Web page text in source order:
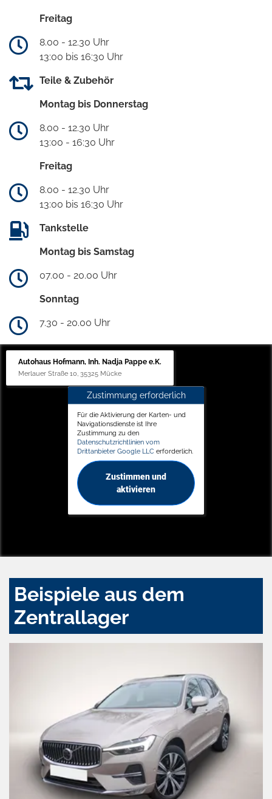
Freitag
8.00 - 12.30 Uhr
13:00 bis 16:30 Uhr
Teile & Zubehör
Montag bis Donnerstag
8.00 - 12.30 Uhr
13:00 - 16:30 Uhr
Freitag
8.00 - 12.30 Uhr
13:00 bis 16:30 Uhr
Tankstelle
Montag bis Samstag
07.00 - 20.00 Uhr
Sonntag
7.30 - 20.00 Uhr
Autohaus Hofmann, Inh. Nadja Pappe e.K.
Merlauer Straße 10, 35325 Mücke
Zustimmung erforderlich
Für die Aktivierung der Karten- und
Navigationsdienste ist Ihre
Zustimmung zu den
Datenschutzrichtlinien vom
Drittanbieter Google LLC erforderlich.
Zustimmen und
aktivieren
Beispiele aus dem
Zentrallager